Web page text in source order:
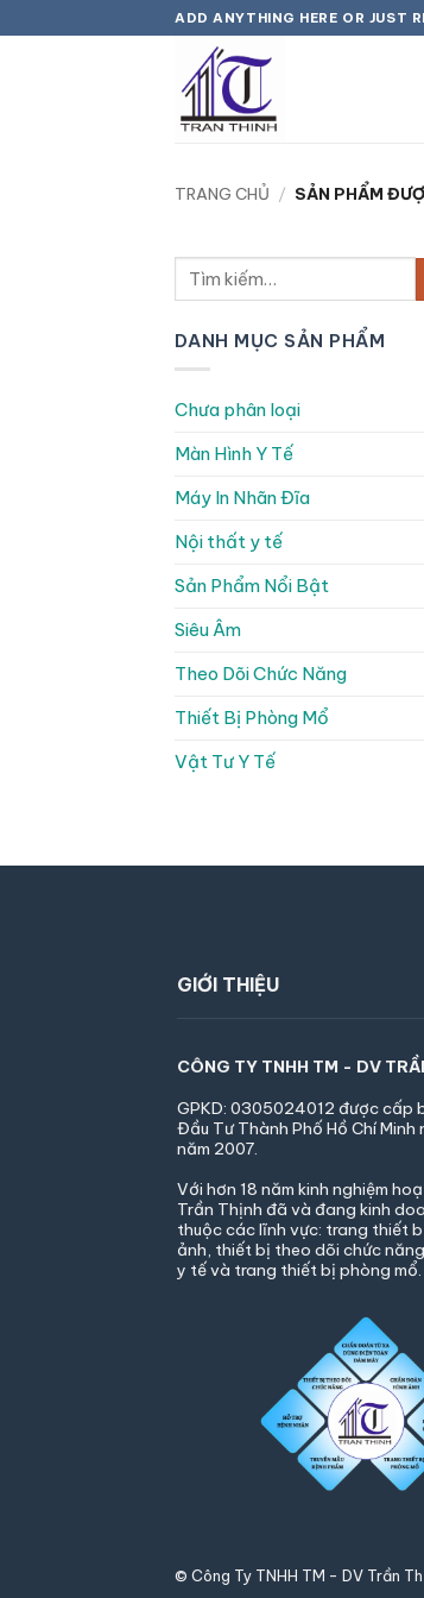
qua
ADD ANYTHING HERE OR JUST
TRANG CHỦ / SẢN PHẨM
Tìm
kiếm:
DANH MỤC SẢN PHẨM
Chưa phân loại
Màn Hình Y Tế
Máy In Nhãn Đĩa
Nội thất y tế
Sản Phẩm Nổi Bật
Siêu Âm
Theo Dõi Chức Năng
Thiết Bị Phòng Mổ
Vật Tư Y Tế
GIỚI THIỆU
CÔNG TY TNHH TM - DV
GPKD: 0305024012 được cấp
Đầu Tư Thành Phố Hồ Chí
năm 2007.
Với hơn 18 năm kinh nghiệm
Trần Thịnh đã và đang kinh
thuộc các lĩnh vực: trang thiết
ảnh, thiết bị theo dõi chức
y tế và trang thiết bị phòng mổ.
© Công Ty TNHH TM - DV Trần